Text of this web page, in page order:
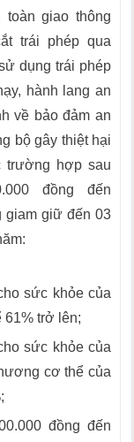
giao thông
trái phép qua
dụng trái phép
hành lang an
về bảo đảm an
bộ gây thiệt hại
trường hợp sau
đồng đến
giam giữ đến 03
sức khỏe của
trở lên;
sức khỏe của
cơ thể của
đồng đến